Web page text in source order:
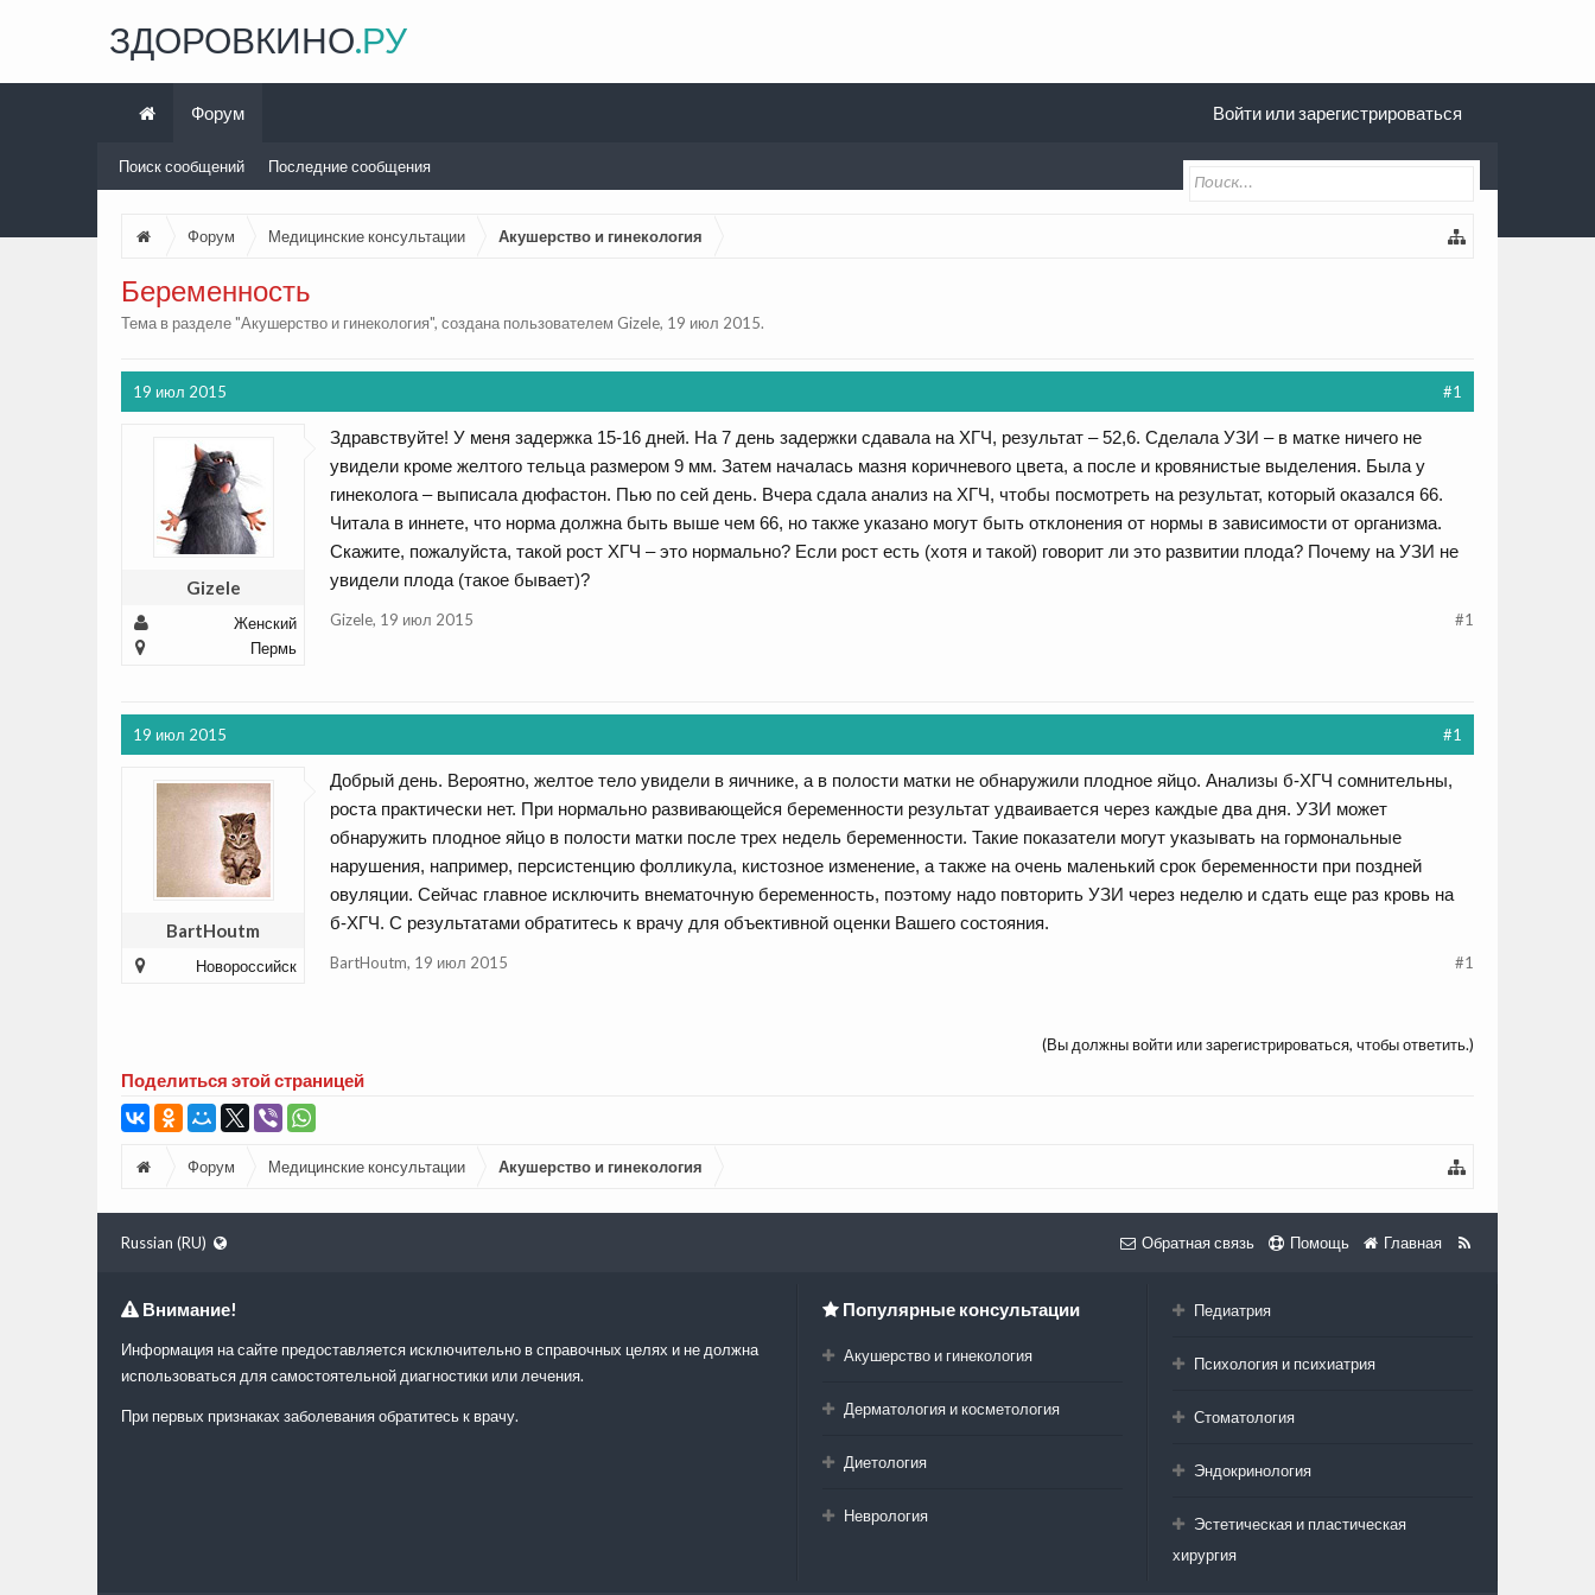
Форум Медицинские консультации Акушерство и гинекология
Беременность
Тема в разделе "Акушерство и гинекология", создана пользователем Gizele, 19 июл 2015.
19 июл 2015 #1
Gizele
Женский
Пермь
Здравствуйте! У меня задержка 15-16 дней. На 7 день задержки сдавала на ХГЧ, результат – 52,6. Сделала УЗИ – в матке ничего не
увидели кроме желтого тельца размером 9 мм. Затем началась мазня коричневого цвета, а после и кровянистые выделения. Была у
гинеколога – выписала дюфастон. Пью по сей день. Вчера сдала анализ на ХГЧ, чтобы посмотреть на результат, который оказался 66.
Читала в иннете, что норма должна быть выше чем 66, но также указано могут быть отклонения от нормы в зависимости от организма.
Скажите, пожалуйста, такой рост ХГЧ – это нормально? Если рост есть (хотя и такой) говорит ли это развитии плода? Почему на УЗИ не
увидели плода (такое бывает)?
Gizele, 19 июл 2015 #1
19 июл 2015 #1
BartHoutm
Новороссийск
Добрый день. Вероятно, желтое тело увидели в яичнике, а в полости матки не обнаружили плодное яйцо. Анализы б-ХГЧ сомнительны,
роста практически нет. При нормально развивающейся беременности результат удваивается через каждые два дня. УЗИ может
обнаружить плодное яйцо в полости матки после трех недель беременности. Такие показатели могут указывать на гормональные
нарушения, например, персистенцию фолликула, кистозное изменение, а также на очень маленький срок беременности при поздней
овуляции. Сейчас главное исключить внематочную беременность, поэтому надо повторить УЗИ через неделю и сдать еще раз кровь на
б-ХГЧ. С результатами обратитесь к врачу для объективной оценки Вашего состояния.
BartHoutm, 19 июл 2015 #1
(Вы должны войти или зарегистрироваться, чтобы ответить.)
Поделиться этой страницей
Форум Медицинские консультации Акушерство и гинекология
ЗДОРОВКИНО.РУ
Форум
Поиск сообщений Последние сообщения
Войти или зарегистрироваться
Russian (RU) Обратная связь Помощь Главная
Внимание!
Информация на сайте предоставляется исключительно в справочных целях и не должна
использоваться для самостоятельной диагностики или лечения.
При первых признаках заболевания обратитесь к врачу.
Популярные консультации
Акушерство и гинекология
Дерматология и косметология
Диетология
Неврология
Педиатрия
Психология и психиатрия
Стоматология
Эндокринология
Эстетическая и пластическая
хирургия